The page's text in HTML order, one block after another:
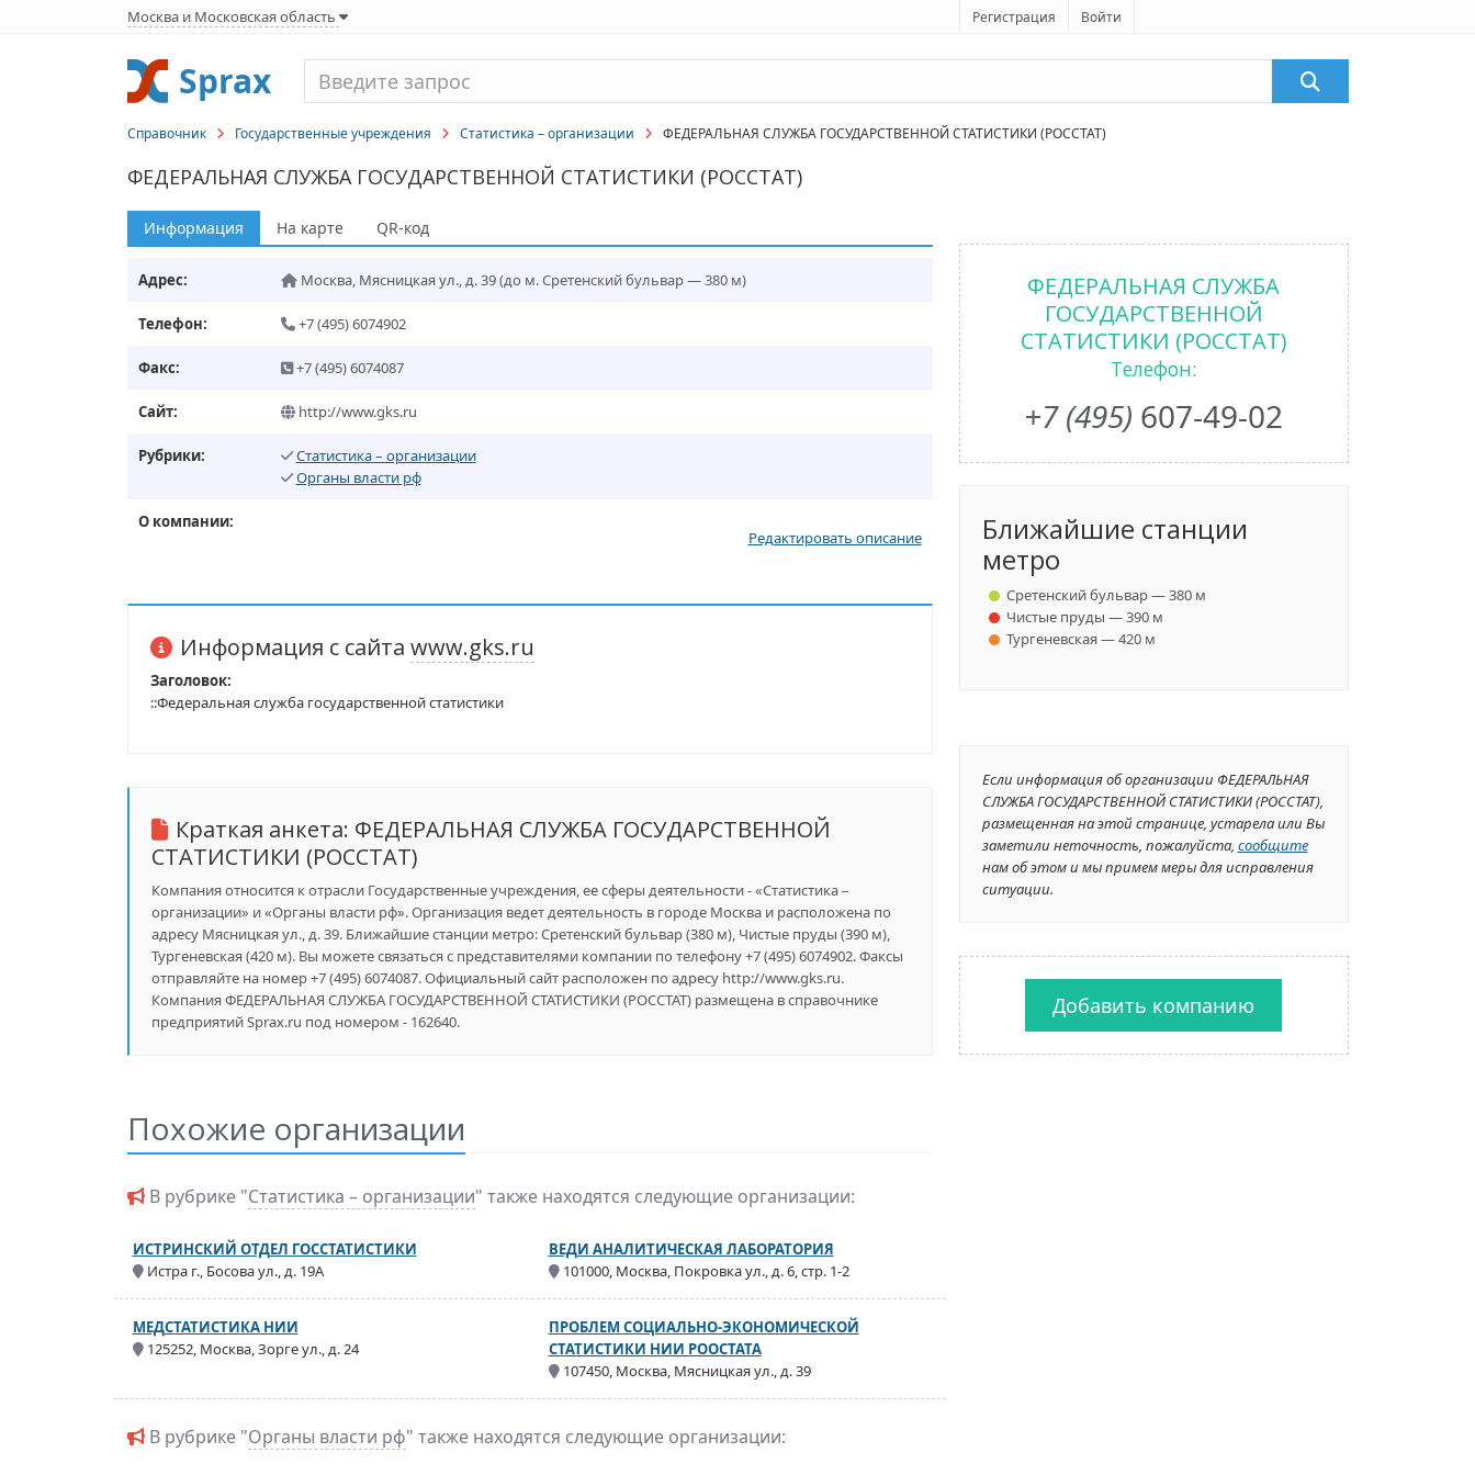
Москва и Московская область Регистрация Войти
Sprax
Справочник Государственные учреждения Статистика – организации ФЕДЕРАЛЬНАЯ СЛУЖБА ГОСУДАРСТВЕННОЙ СТАТИСТИКИ (РОССТАТ)
ФЕДЕРАЛЬНАЯ СЛУЖБА ГОСУДАРСТВЕННОЙ СТАТИСТИКИ (РОССТАТ)
Информация На карте QR-код
Адрес: Москва, Мясницкая ул., д. 39(до м. Сретенский бульвар — 380 м)
Телефон: +7 (495) 6074902
Факс: +7 (495) 6074087
Сайт: http://www.gks.ru
Рубрики:
Статистика – организации
Органы власти рф
О компании:
Редактировать описание
Информация с сайта www.gks.ru
Заголовок:
::Федеральная служба государственной статистики
Краткая анкета: ФЕДЕРАЛЬНАЯ СЛУЖБА ГОСУДАРСТВЕННОЙ
СТАТИСТИКИ (РОССТАТ)
Компания относится к отрасли Государственные учреждения, ее сферы деятельности - «Статистика –
организации» и «Органы власти рф». Организация ведет деятельность в городе Москва и расположена по
адресу Мясницкая ул., д. 39. Ближайшие станции метро: Сретенский бульвар (380 м), Чистые пруды (390 м),
Тургеневская (420 м). Вы можете связаться с представителями компании по телефону +7 (495) 6074902. Факсы
отправляйте на номер +7 (495) 6074087. Официальный сайт расположен по адресу http://www.gks.ru.
Компания ФЕДЕРАЛЬНАЯ СЛУЖБА ГОСУДАРСТВЕННОЙ СТАТИСТИКИ (РОССТАТ) размещена в справочнике
предприятий Sprax.ru под номером - 162640.
Похожие организации
В рубрике "Статистика – организации" также находятся следующие организации:
ИСТРИНСКИЙ ОТДЕЛ ГОССТАТИСТИКИ
Истра г., Босова ул., д. 19А
ВЕДИ АНАЛИТИЧЕСКАЯ ЛАБОРАТОРИЯ
101000, Москва, Покровка ул., д. 6, стр. 1-2
МЕДСТАТИСТИКА НИИ
125252, Москва, Зорге ул., д. 24
ПРОБЛЕМ СОЦИАЛЬНО-ЭКОНОМИЧЕСКОЙ
СТАТИСТИКИ НИИ РООСТАТА
107450, Москва, Мясницкая ул., д. 39
В рубрике "Органы власти рф" также находятся следующие организации:
ФЕДЕРАЛЬНАЯ СЛУЖБА
ГОСУДАРСТВЕННОЙ
СТАТИСТИКИ (РОССТАТ)
Телефон:
+7 (495) 607-49-02
Ближайшие станции
метро
Сретенский бульвар — 380 м
Чистые пруды — 390 м
Тургеневская — 420 м
Если информация об организации ФЕДЕРАЛЬНАЯ
СЛУЖБА ГОСУДАРСТВЕННОЙ СТАТИСТИКИ (РОССТАТ),
размещенная на этой странице, устарела или Вы
заметили неточность, пожалуйста, сообщите
нам об этом и мы примем меры для исправления
ситуации.
Добавить компанию